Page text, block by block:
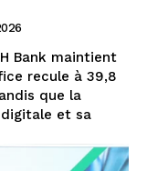
Bank maintient
recule à 39,8
que la
et sa